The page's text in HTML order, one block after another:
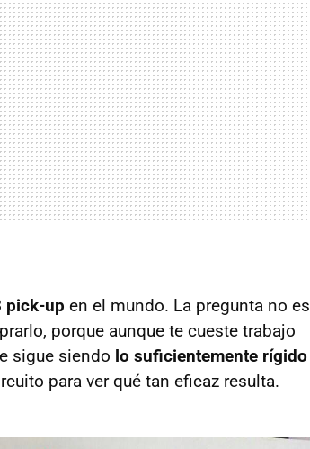
pick-up en el mundo. La pregunta no es
porque aunque te cueste trabajo
sigue siendo lo suficientemente rígido
para ver qué tan eficaz resulta.